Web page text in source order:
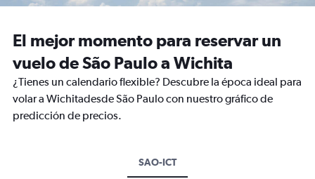
El mejor momento para reservar un
vuelo de São Paulo a Wichita
¿Tienes un calendario flexible? Descubre la época ideal para
volar a Wichitadesde São Paulo con nuestro gráfico de
predicción de precios.
SAO-ICT